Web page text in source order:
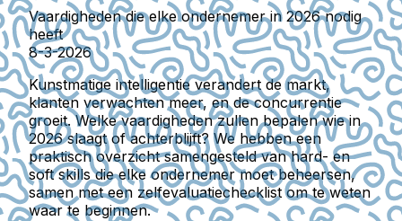
Vaardigheden die elke ondernemer in 2026 nodig
heeft
8-3-2026
Kunstmatige intelligentie verandert de markt,
klanten verwachten meer, en de concurrentie
groeit. Welke vaardigheden zullen bepalen wie in
2026 slaagt of achterblijft? We hebben een
praktisch overzicht samengesteld van hard- en
soft skills die elke ondernemer moet beheersen,
samen met een zelfevaluatiechecklist om te weten
waar te beginnen.